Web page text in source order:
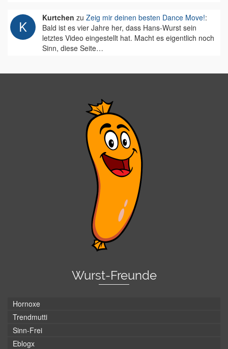
Kurtchen zu Zeig mir deinen besten Dance Move!:
Bald ist es vier Jahre her, dass Hans-Wurst sein
letztes Video eingestellt hat. Macht es eigentlich noch
Sinn, diese Seite…
Wurst-Freunde
Hornoxe
Trendmutti
Sinn-Frei
Eblogx